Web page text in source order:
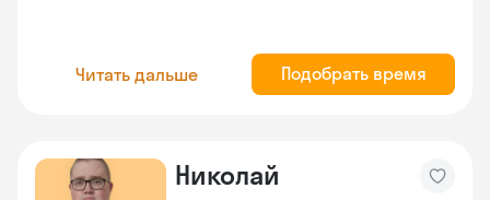
Читать дальше Подобрать время
Николай